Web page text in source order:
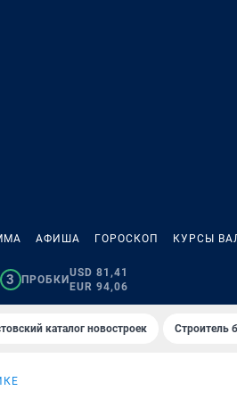
АФИША ГОРОСКОП КУРСЫ
3 ПРОБКИ
USD 81,41
EUR 94,06
каталог новостроек Строитель